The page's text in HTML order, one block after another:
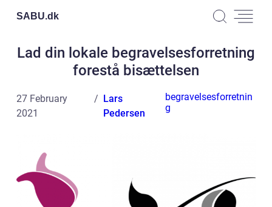
SABU.dk
Lad din lokale begravelsesforretning
forestå bisættelsen
27 February
2021
Lars
Pedersen
begravelsesforretnin
g